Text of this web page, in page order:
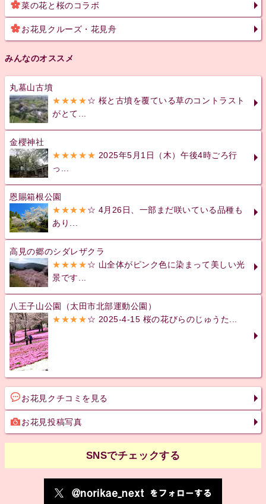
菜の花と桜のコラボ
お花見クルーズ・花見舟
みんなのオススメ
丸墓山古墳
★★★★☆ 桜と古墳を覆ている草のコントラスト
がとて...
金櫻神社
★★★★★ 2025年5月1日（木）午後4時ごろ行
っ...
恩賜箱根公園
★★★★☆ 4月26日、一部まだ咲いている品種も
あり...
高見の郷のシダレザクラ
★★★★☆ 山全体がピンク色に染まって美しい光
景です...
八王子山公園（太田市北部運動公園）
★★★★☆ 2025-4-15 桜の花びらのじゅうた...
お花見クチコミを見る
お花見投稿写真
SNSでチェックする